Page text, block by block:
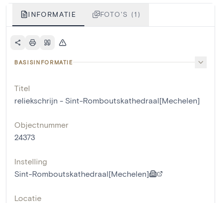
INFORMATIE FOTO'S (1)
BASISINFORMATIE
Titel
reliekschrijn - Sint-Romboutskathedraal[Mechelen]
Objectnummer
24373
Instelling
Sint-Romboutskathedraal[Mechelen]
Locatie